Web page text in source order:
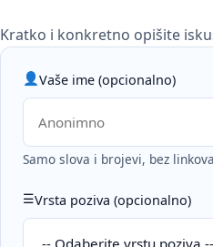
Kratko i konkretno opišite
Vaše ime (opcionalno)
Samo slova i brojevi, bez
Vrsta poziva (opcionalno)